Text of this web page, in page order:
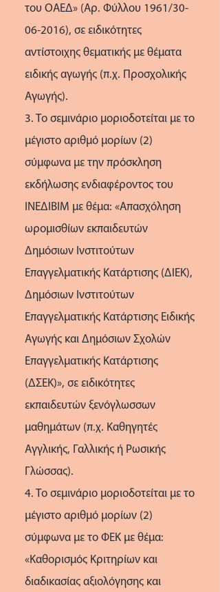
του ΟΑΕΔ» (Αρ. Φύλλου 1961/30-
06-2016), σε ειδικότητες
αντίστοιχης θεματικής με θέματα
ειδικής αγωγής (π.χ. Προσχολικής
Αγωγής).
3. Το σεμινάριο μοριοδοτείται με το
μέγιστο αριθμό μορίων (2)
σύμφωνα με την πρόσκληση
εκδήλωσης ενδιαφέροντος του
ΙΝΕΔΙΒΙΜ με θέμα: «Απασχόληση
ωρομισθίων εκπαιδευτών
Δημόσιων Ινστιτούτων
Επαγγελματικής Κατάρτισης (ΔΙΕΚ),
Δημόσιων Ινστιτούτων
Επαγγελματικής Κατάρτισης Ειδικής
Αγωγής και Δημόσιων Σχολών
Επαγγελματικής Κατάρτισης
(ΔΣΕΚ)», σε ειδικότητες
εκπαιδευτών ξενόγλωσσων
μαθημάτων (π.χ. Καθηγητές
Αγγλικής, Γαλλικής ή Ρωσικής
Γλώσσας).
4. Το σεμινάριο μοριοδοτείται με το
μέγιστο αριθμό μορίων (2)
σύμφωνα με το ΦΕΚ με θέμα:
«Καθορισμός Κριτηρίων και
διαδικασίας αξιολόγησης και